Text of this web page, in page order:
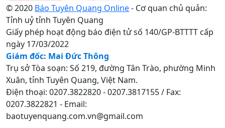
© 2020 Báo Tuyên Quang Online- Cơ quan chủ quản:
Tỉnh uỷ tỉnh Tuyên Quang
Giấy phép hoạt động báo điện tử số 140/GP-BTTTT cấp
ngày 17/03/2022
Giám đốc: Mai Đức Thông
Trụ sở Tòa soạn: Số 219, đường Tân Trào, phường Minh
Xuân, tỉnh Tuyên Quang, Việt Nam.
Điện thoại: 0207.3822820 - 0207.3817155 / Fax:
0207.3822821 - Email:
baotuyenquang.com.vn@gmail.com